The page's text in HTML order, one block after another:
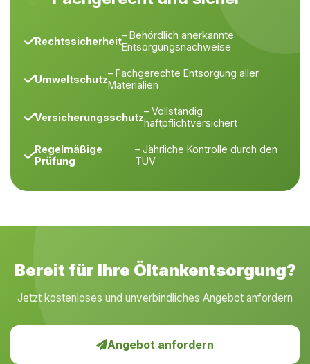
Rechtssicherheit– Behördlich anerkannte
Entsorgungsnachweise
Umweltschutz– Fachgerechte Entsorgung aller
Materialien
Versicherungsschutz– Vollständig
haftpflichtversichert
Regelmäßige
Prüfung
– Jährliche Kontrolle durch den
TÜV
Bereit für Ihre Öltankentsorgung?
Jetzt kostenloses und unverbindliches Angebot anfordern
Angebot anfordern